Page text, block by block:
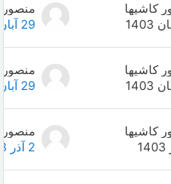
منصور کاشیها
29 آبان 1403
0
منصور کاشیها
29 آبان 1403
0
منصور کاشیها
2 آذر 1403
0